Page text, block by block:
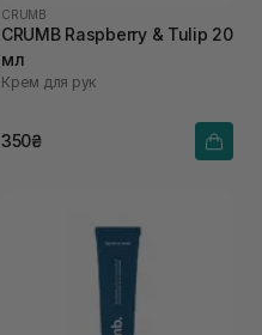
CRUMB
CRUMB Raspberry & Tulip 20
мл
Крем для рук
350₴